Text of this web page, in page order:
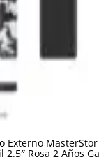
Externo MasterStor
2.5″ Rosa 2 Años